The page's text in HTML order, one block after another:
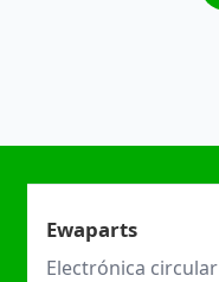
Ewaparts
Electrónica circular